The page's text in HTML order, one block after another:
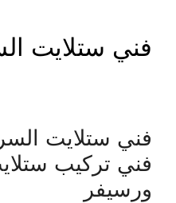
فني ستلايت
فني تركيب
ورسيفر